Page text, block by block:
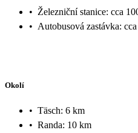
• Železniční stanice: cca
• Autobusová zastávka:
Okolí
• Täsch‍: 6 km
• Randa: 10 km